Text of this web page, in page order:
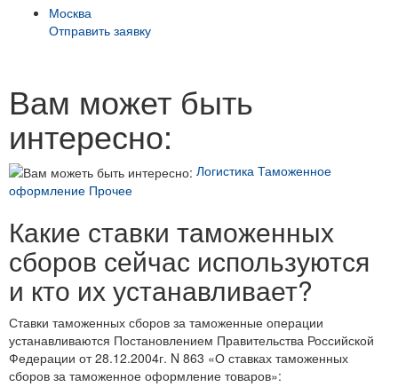
Москва
Отправить заявку
Вам может быть
интересно:
Логистика Таможенное
оформление Прочее
Какие ставки таможенных
сборов сейчас используются
и кто их устанавливает?
Ставки таможенных сборов за таможенные операции
устанавливаются Постановлением Правительства Российской
Федерации от 28.12.2004г. N 863 «О ставках таможенных
сборов за таможенное оформление товаров»: